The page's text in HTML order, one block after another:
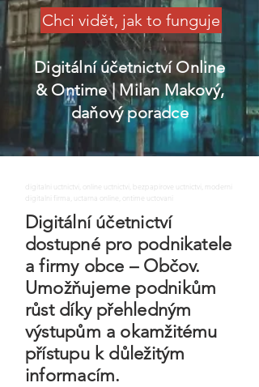
Chci vidět, jak to funguje
Digitální účetnictví Online
& Ontime| Milan Makový,
daňový poradce
digitalni uctnictvi, online uctnictvi, bezpapirove uctnictvi, moderni
digitalni firma, uctarna online, ontime uctovani
Digitální účetnictví
dostupné pro podnikatele
a firmy obce – Občov.
Umožňujeme podnikům
růst díky přehledným
výstupům a okamžitému
přístupu k důležitým
informacím.